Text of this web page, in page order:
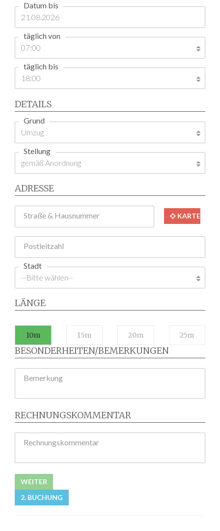
Datum bis
täglich von
täglich bis
DETAILS
Grund
Stellung
ADRESSE
Straße & Hausnummer KARTE
Postleitzahl
Stadt
LÄNGE
10m 15m 20m 25m
BESONDERHEITEN/BEMERKUNGEN
Bemerkung
RECHNUNGSKOMMENTAR
Rechnungskommentar
WEITER
2. BUCHUNG